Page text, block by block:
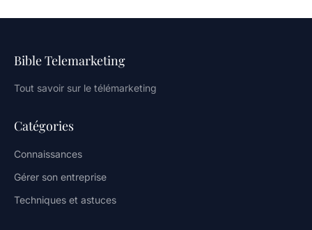
Bible Telemarketing
Tout savoir sur le télémarketing
Catégories
Connaissances
Gérer son entreprise
Techniques et astuces